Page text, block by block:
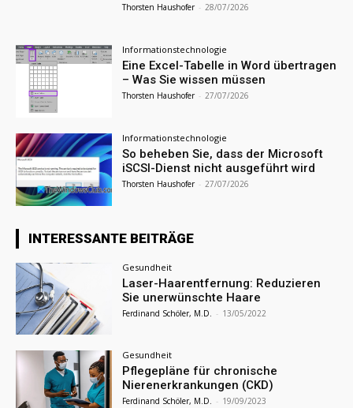
Thorsten Haushofer - 28/07/2026
Informationstechnologie
Eine Excel-Tabelle in Word übertragen
– Was Sie wissen müssen
Thorsten Haushofer - 27/07/2026
Informationstechnologie
So beheben Sie, dass der Microsoft
iSCSI-Dienst nicht ausgeführt wird
Thorsten Haushofer - 27/07/2026
INTERESSANTE BEITRÄGE
Gesundheit
Laser-Haarentfernung: Reduzieren
Sie unerwünschte Haare
Ferdinand Schöler, M.D. - 13/05/2022
Gesundheit
Pflegepläne für chronische
Nierenerkrankungen (CKD)
Ferdinand Schöler, M.D. - 19/09/2023